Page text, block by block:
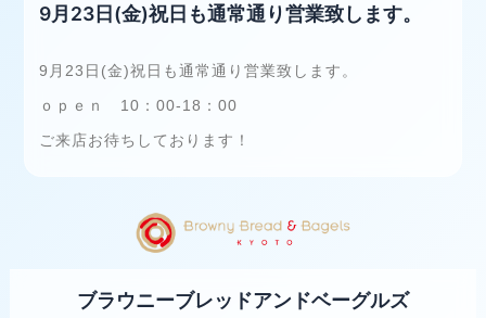
9月23日(金)祝日も通常通り営業致します。
9月23日(金)祝日も通常通り営業致します。
ｏｐｅｎ 10：00-18：00
ご来店お待ちしております！
ブラウニーブレッドアンドベーグルズ